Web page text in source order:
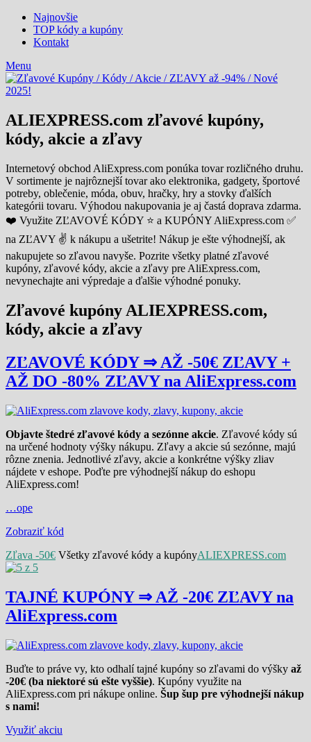
Najnovšie
TOP kódy a kupóny
Kontakt
Menu
ALIEXPRESS.com zľavové kupóny,
kódy, akcie a zľavy
Internetový obchod AliExpress.com ponúka tovar rozličného druhu.
V sortimente je najrôznejší tovar ako elektronika, gadgety, športové
potreby, oblečenie, móda, obuv, hračky, hry a stovky ďalších
kategórii tovaru. Výhodou nakupovania je aj častá doprava zdarma.
❤️ Využite ZĽAVOVÉ KÓDY ⭐ a KUPÓNY AliExpress.com ✅
na ZĽAVY ✌ k nákupu a ušetrite! Nákup je ešte výhodnejší, ak
nakupujete so zľavou navyše. Pozrite všetky platné zľavové
kupóny, zľavové kódy, akcie a zľavy pre AliExpress.com,
nevynechajte ani výpredaje a ďalšie výhodné ponuky.
Zľavové kupóny ALIEXPRESS.com,
kódy, akcie a zľavy
ZĽAVOVÉ KÓDY ⇒ AŽ -50€ ZĽAVY +
AŽ DO -80% ZĽAVY na AliExpress.com
Objavte štedré zľavové kódy a sezónne akcie. Zľavové kódy sú
na určené hodnoty výšky nákupu. Zľavy a akcie sú sezónne, majú
rôzne znenia. Jednotlivé zľavy, akcie a konkrétne výšky zliav
nájdete v eshope. Poďte pre výhodnejší nákup do eshopu
AliExpress.com!
…ope
Zobraziť kód
Zľava -50€ Všetky zľavové kódy a kupónyALIEXPRESS.com
TAJNÉ KUPÓNY ⇒ AŽ -20€ ZĽAVY na
AliExpress.com
Buďte to práve vy, kto odhalí tajné kupóny so zľavami do výšky až
-20€ (ba niektoré sú ešte vyššie). Kupóny využite na
AliExpress.com pri nákupe online. Šup šup pre výhodnejší nákup
s nami!
Využiť akciu